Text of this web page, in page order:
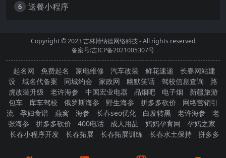
6 送餐小程序
Copyright © 2023吉林博纳德网络科技- All rights reserved
备案号:吉ICP备2021005307号
起名网 免费起名 家电维修 汽车改装 鲜花速递
长春网站建
设
域名代备案 同城约会 家政网 幽默笑话 驾校信息查询
路
虎改装升级
老许海参 中国宏业电器 品烟吧 电子烟
新疆旅游
包车
库车驾校 俄罗斯海参 野生海参 拼多多砍价
网络营销引
流
孕妇食谱 燕窝 海参 长春seo优化 白发转黑 老许海参
老
张海参
拼多多砍价 400电话 成人用品 妈妈孕育网
孕妈之家
长春小程序开发
长春拓展 长春拓展训练 长春水土保持
拼多多